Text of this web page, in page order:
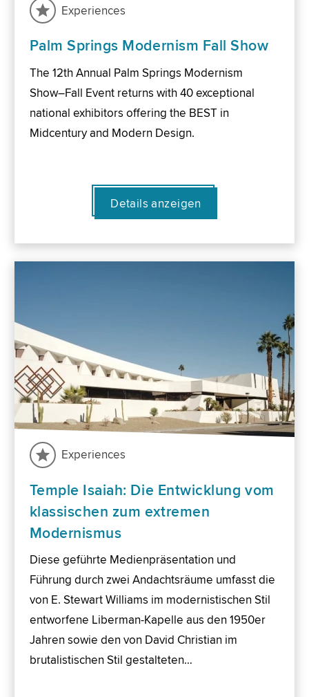
Experiences
Palm Springs Modernism Fall Show
The 12th Annual Palm Springs Modernism
Show–Fall Event returns with 40 exceptional
national exhibitors offering the BEST in
Midcentury and Modern Design.
Details anzeigen
Experiences
Temple Isaiah: Die Entwicklung vom
klassischen zum extremen
Modernismus
Diese geführte Medienpräsentation und
Führung durch zwei Andachtsräume umfasst die
von E. Stewart Williams im modernistischen Stil
entworfene Liberman-Kapelle aus den 1950er
Jahren sowie den von David Christian im
brutalistischen Stil gestalteten…